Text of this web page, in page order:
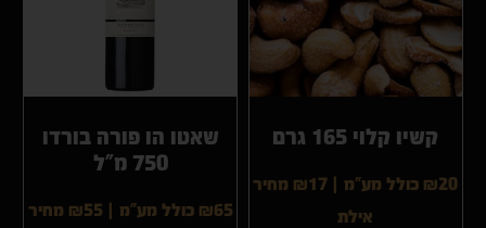
קשיו קלוי 165 גרם
₪20 כולל מע"מ ₪17 מחיר
אילת
שאטו הו פורה בורדו
750 מ”ל
₪65 כולל מע"מ ₪55 מחיר